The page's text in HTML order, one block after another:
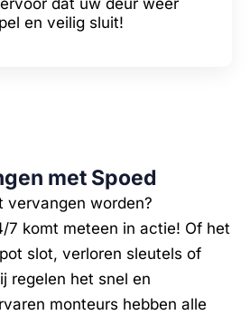
dat uw deur weer
en veilig sluit!
met Spoed
vervangen worden?
7 komt meteen in actie! Of het
slot, verloren sleutels of
regelen het snel en
monteurs hebben alle